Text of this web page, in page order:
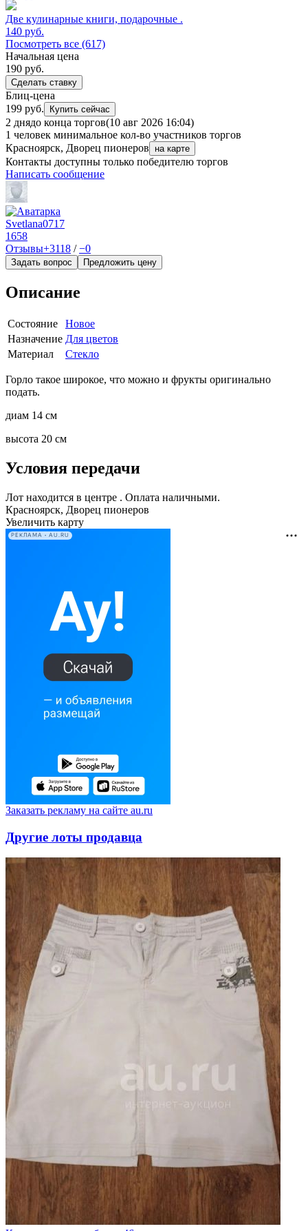
Две кулинарные книги, подарочные .
140 руб.
Посмотреть все (617)
Начальная цена
190 руб.
Сделать ставку
Блиц-цена
199 руб.
Купить сейчас
2 днядо конца торгов(10 авг 2026 16:04)
1 человек минимальное кол-во участников торгов
Красноярск, Дворец пионеров
на карте
Контакты доступны только победителю торгов
Написать сообщение
Svetlana0717
1658
Отзывы+3118 /−0
Задать вопрос Предложить цену
Описание
Состояние
Новое
Назначение Для цветов
Материал
Стекло
Горло такое широкое, что можно и фрукты оригинально
подать.
диам 14 см
высота 20 см
Условия передачи
Лот находится в центре . Оплата наличными.
Красноярск, Дворец пионеров
Увеличить карту
РЕКЛАМА • AU.RU
Заказать рекламу на сайте au.ru
Другие лоты продавца